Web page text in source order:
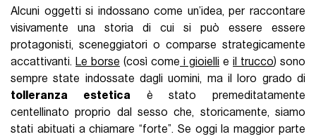
Alcuni oggetti si indossano come un’idea, per raccontare
visivamente una storia di cui si può essere essere
protagonisti, sceneggiatori o comparse strategicamente
accattivanti. Le borse (così come i gioielli eil trucco) sono
sempre state indossate dagli uomini, ma il loro grado di
tolleranza estetica è stato premeditatamente
centellinato proprio dal sesso che, storicamente, siamo
stati abituati a chiamare “forte”. Se oggi la maggior parte